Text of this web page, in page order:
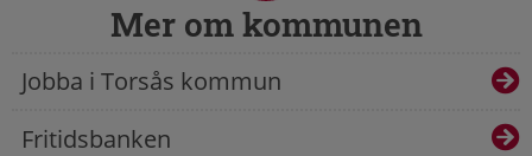
Mer om kommunen
Jobba i Torsås kommun
Fritidsbanken